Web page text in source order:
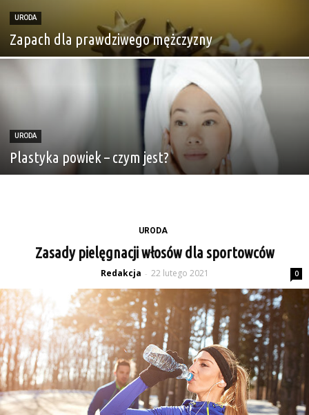
URODA
Zapach dla prawdziwego mężczyzny
URODA
Plastyka powiek – czym jest?
URODA
Zasady pielęgnacji włosów dla sportowców
Redakcja - 22 lutego 2021 0